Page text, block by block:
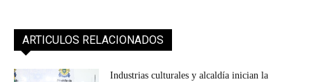
ARTICULOS RELACIONADOS
Industrias culturales y alcaldía inician la